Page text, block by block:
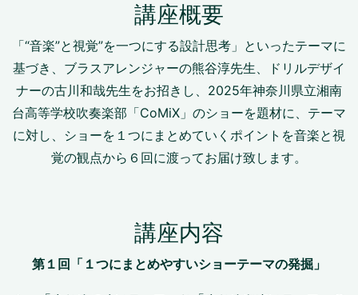
講座概要
「“音楽”と視覚”を一つにする設計思考」といったテーマに
基づき、ブラスアレンジャーの熊谷淳先生、ドリルデザイ
ナーの古川和哉先生をお招きし、2025年神奈川県立湘南
台高等学校吹奏楽部「CoMiX」のショーを題材に、テーマ
に対し、ショーを１つにまとめていくポイントを音楽と視
覚の観点から６回に渡ってお届け致します。
講座内容
第１回「１つにまとめやすいショーテーマの発掘」